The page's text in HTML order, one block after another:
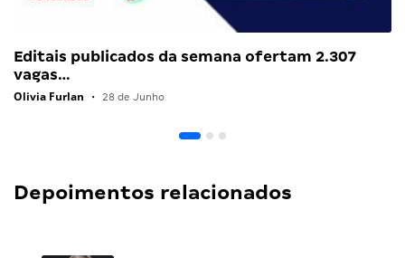
Editais publicados da semana ofertam 2.307
vagas…
Olivia Furlan • 28 de Junho
Depoimentos relacionados